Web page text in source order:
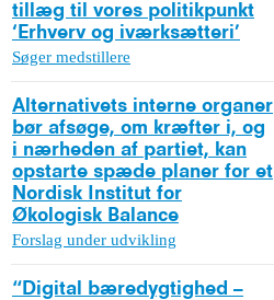
tillæg til vores politikpunkt
‘Erhverv og iværksætteri’
Søger medstillere
Alternativets interne organer
bør afsøge, om kræfter i, og
i nærheden af partiet, kan
opstarte spæde planer for et
Nordisk Institut for
Økologisk Balance
Forslag under udvikling
“Digital bæredygtighed –